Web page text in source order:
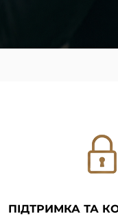
ПІДТРИМКА ТА